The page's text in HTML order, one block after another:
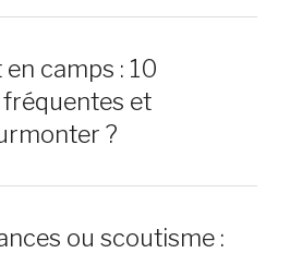
camps : 10
et
?
ou scoutisme :